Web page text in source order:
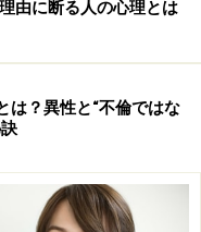
手だとしても、それ
（許容しがたい欠
関係を続けることは
由に断る人の心理とは
は？異性と“不倫ではな